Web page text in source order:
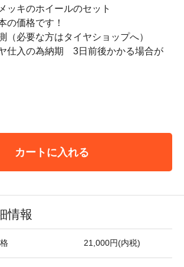
ッキのホイールのセット
の価格です！
（必要な方はタイヤショップへ）
仕入の為納期 3日前後かかる場合が
カートに入れる
情報
21,000円(内税)